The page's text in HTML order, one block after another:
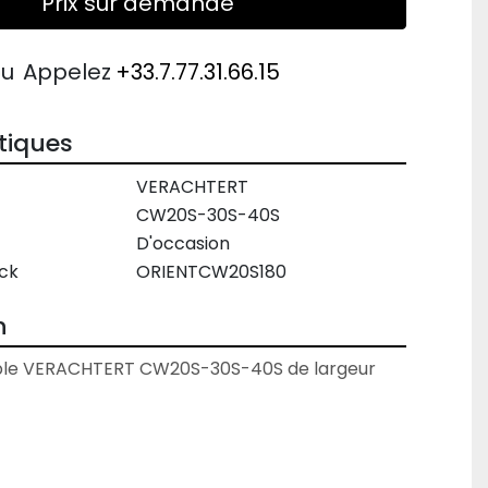
Appelez +33.7.77.31.66.15
VERACHTERT
CW20S-30S-40S
D'occasion
ORIENTCW20S180
VERACHTERT CW20S-30S-40S de largeur